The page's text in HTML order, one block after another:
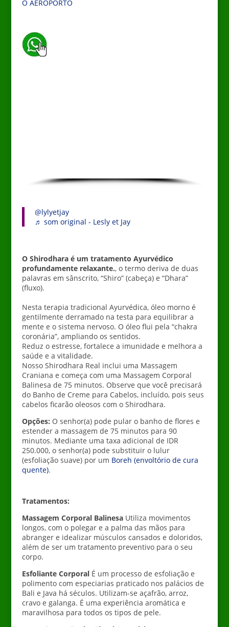
O AEROPORTO
@lylyetjay
♬ som original - Lesly et Jay
O Shirodhara é um tratamento Ayurvédico
profundamente relaxante., o termo deriva de duas
palavras em sânscrito, “Shiro” (cabeça) e “Dhara”
(fluxo).
Nesta terapia tradicional Ayurvédica, óleo morno é
gentilmente derramado na testa para equilibrar a
mente e o sistema nervoso. O óleo flui pela “chakra
coronária”, ampliando os sentidos.
Reduz o estresse, fortalece a imunidade e melhora a
saúde e a vitalidade.
Nosso Shirodhara Real inclui uma Massagem
Craniana e começa com uma Massagem Corporal
Balinesa de 75 minutos. Observe que você precisará
do Banho de Creme para Cabelos, incluído, pois seus
cabelos ficarão oleosos com o Shirodhara.
Opções: O senhor(a) pode pular o banho de flores e
estender a massagem de 75 minutos para 90
minutos. Mediante uma taxa adicional de IDR
250.000, o senhor(a) pode substituir o lulur
(esfoliação suave) por um Boreh (envoltório de cura
quente).
Tratamentos:
Massagem Corporal BalinesaUtiliza movimentos
longos, com o polegar e a palma das mãos para
abranger e idealizar músculos cansados e doloridos,
além de ser um tratamento preventivo para o seu
corpo.
Esfoliante CorporalÉ um processo de esfoliação e
polimento com especiarias praticado nos palácios de
Bali e Java há séculos. Utilizam-se açafrão, arroz,
cravo e galanga. É uma experiência aromática e
maravilhosa para todos os tipos de pele.